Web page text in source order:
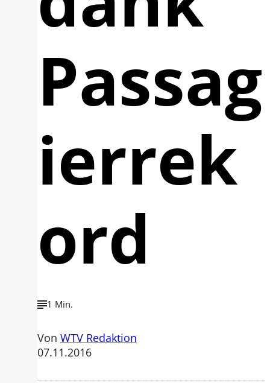
Passag
ierrek
ord
1 Min.
Von WTV Redaktion
07.11.2016